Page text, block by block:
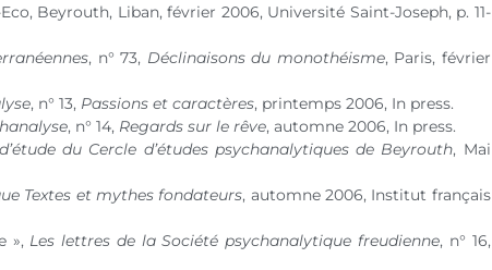
Beyrouth, Liban, février 2006, Université Saint-Joseph, p. 11-
, n° 73, Déclinaisons du monothéisme, Paris, février
, n° 13, Passions et caractères, printemps 2006, In press.
, n° 14, Regards sur le rêve, automne 2006, In press.
du Cercle d’études psychanalytiques de Beyrouth, Mai
Textes et mythes fondateurs, automne 2006, Institut français
», Les lettres de la Société psychanalytique freudienne, n° 16,